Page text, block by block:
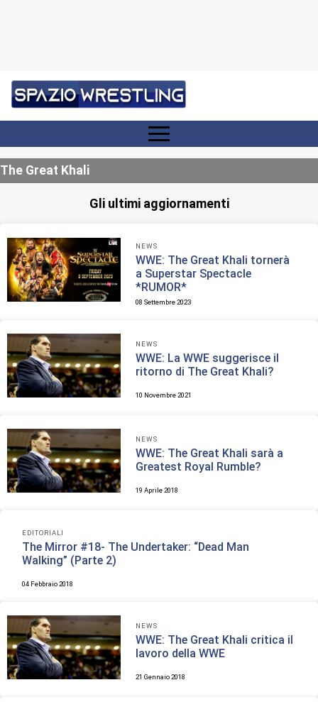
The Great Khali
Gli ultimi aggiornamenti
NEWS
WWE: The Great Khali tornerà
a Superstar Spectacle
*RUMOR*
08 Settembre 2023
NEWS
WWE: La WWE suggerisce il
ritorno di The Great Khali?
10 Novembre 2021
NEWS
WWE: The Great Khali sarà a
Greatest Royal Rumble?
19 Aprile 2018
EDITORIALI
The Mirror #18- The Undertaker: “Dead Man
Walking” (Parte 2)
04 Febbraio 2018
NEWS
WWE: The Great Khali critica il
lavoro della WWE
21 Gennaio 2018